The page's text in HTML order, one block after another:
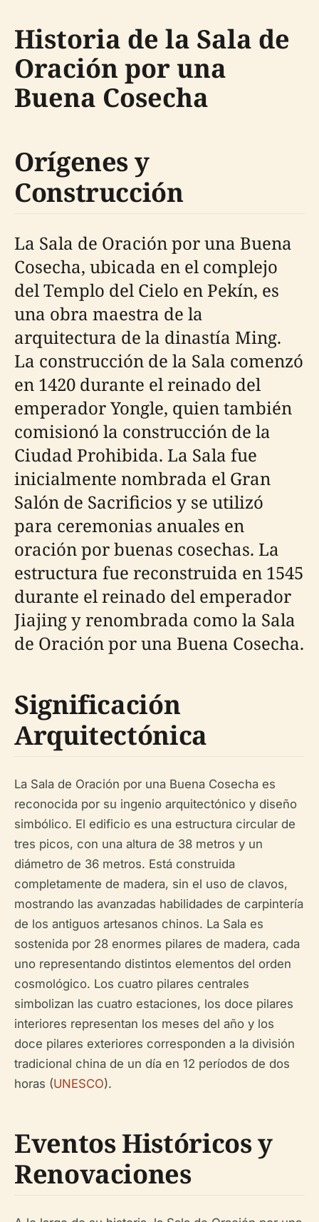
Historia de la Sala de
Oración por una
Buena Cosecha
Orígenes y
Construcción
La Sala de Oración por una Buena
Cosecha, ubicada en el complejo
del Templo del Cielo en Pekín, es
una obra maestra de la
arquitectura de la dinastía Ming.
La construcción de la Sala comenzó
en 1420 durante el reinado del
emperador Yongle, quien también
comisionó la construcción de la
Ciudad Prohibida. La Sala fue
inicialmente nombrada el Gran
Salón de Sacrificios y se utilizó
para ceremonias anuales en
oración por buenas cosechas. La
estructura fue reconstruida en 1545
durante el reinado del emperador
Jiajing y renombrada como la Sala
de Oración por una Buena Cosecha.
Significación
Arquitectónica
La Sala de Oración por una Buena Cosecha es
reconocida por su ingenio arquitectónico y diseño
simbólico. El edificio es una estructura circular de
tres picos, con una altura de 38 metros y un
diámetro de 36 metros. Está construida
completamente de madera, sin el uso de clavos,
mostrando las avanzadas habilidades de carpintería
de los antiguos artesanos chinos. La Sala es
sostenida por 28 enormes pilares de madera, cada
uno representando distintos elementos del orden
cosmológico. Los cuatro pilares centrales
simbolizan las cuatro estaciones, los doce pilares
interiores representan los meses del año y los
doce pilares exteriores corresponden a la división
tradicional china de un día en 12 períodos de dos
horas (UNESCO).
Eventos Históricos y
Renovaciones